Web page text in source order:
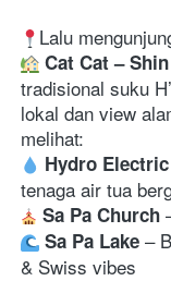
Lalu
Cat Cat –
tradisional suku
lokal dan view
Hydro
tenaga air tua
Sa Pa Church
Sa Pa Lake –
& Swiss vibes